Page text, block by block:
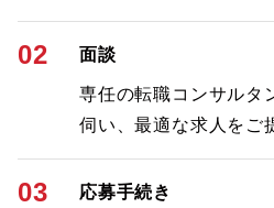
02 面談
専任の転職コンサルタ
伺い、最適な求人をご
03 応募手続き